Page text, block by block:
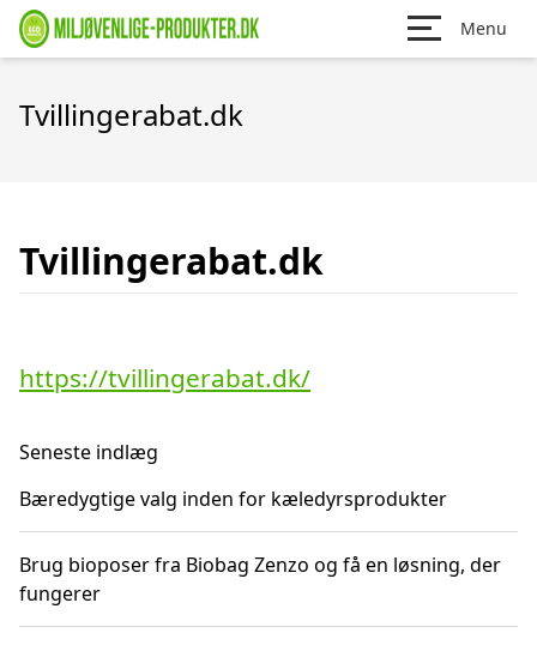
Menu
Tvillingerabat.dk
Tvillingerabat.dk
https://tvillingerabat.dk/
Seneste indlæg
Bæredygtige valg inden for kæledyrsprodukter
Brug bioposer fra Biobag Zenzo og få en løsning, der
fungerer